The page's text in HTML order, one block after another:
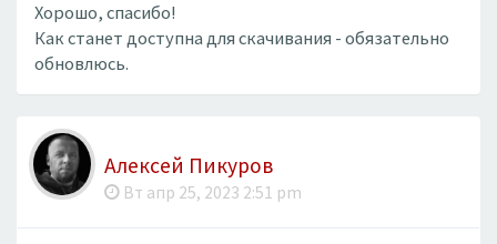
Хорошо, спасибо!
Как станет доступна для скачивания - обязательно
обновлюсь.
Алексей Пикуров
Вт апр 25, 2023 2:51 pm